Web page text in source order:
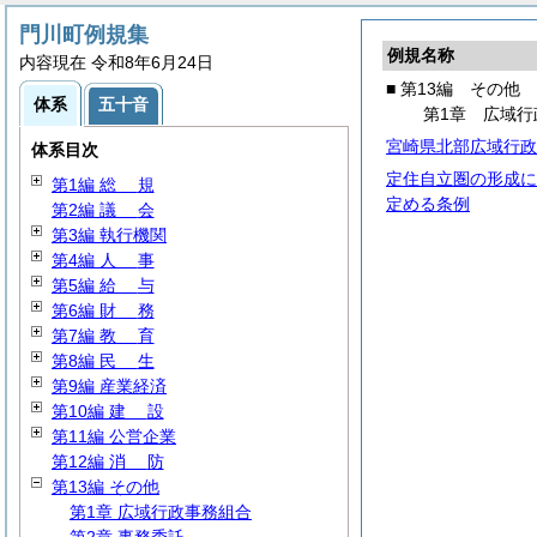
例規名称
■ 第13編 その他
第1章 広域行
宮崎県北部広域行
定住自立圏の形成
定める条例
門川町例規集
内容現在 令和8年6月24日
体系 五十音
体系目次
第1編 総 規
第2編 議 会
第3編 執行機関
第4編 人 事
第5編 給 与
第6編 財 務
第7編 教 育
第8編 民 生
第9編 産業経済
第10編 建 設
第11編 公営企業
第12編 消 防
第13編 その他
第1章 広域行政事務組合